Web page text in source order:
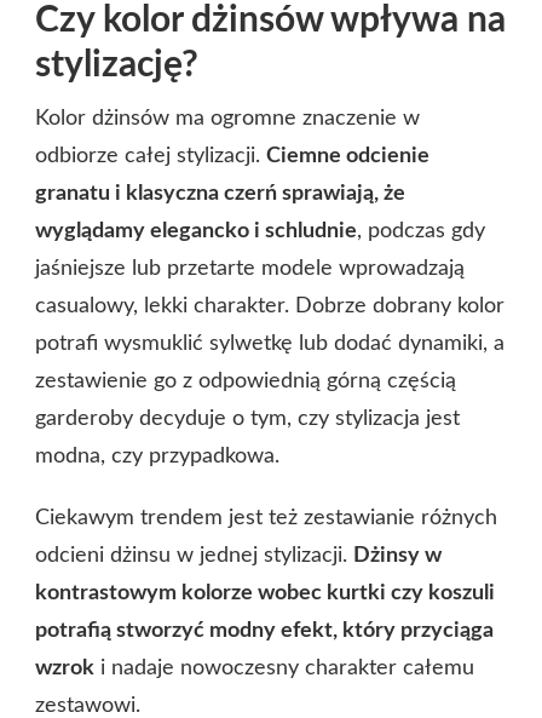
Czy kolor dżinsów wpływa na
stylizację?
Kolor dżinsów ma ogromne znaczenie w
odbiorze całej stylizacji. Ciemne odcienie
granatu i klasyczna czerń sprawiają, że
wyglądamy elegancko i schludnie, podczas gdy
jaśniejsze lub przetarte modele wprowadzają
casualowy, lekki charakter. Dobrze dobrany kolor
potrafi wysmuklić sylwetkę lub dodać dynamiki, a
zestawienie go z odpowiednią górną częścią
garderoby decyduje o tym, czy stylizacja jest
modna, czy przypadkowa.
Ciekawym trendem jest też zestawianie różnych
odcieni dżinsu w jednej stylizacji. Dżinsy w
kontrastowym kolorze wobec kurtki czy koszuli
potrafią stworzyć modny efekt, który przyciąga
wzrok i nadaje nowoczesny charakter całemu
zestawowi.